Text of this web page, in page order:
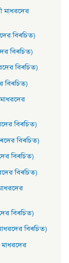
মাধৱদেৱ
বিৰচিত)
বিৰচিত)
বিৰচিত)
বিৰচিত)
মাধৱদেৱ
বিৰচিত)
বিৰচিত)
বিৰচিত)
বিৰচিত)
বিৰচিত)
বিৰচিত)